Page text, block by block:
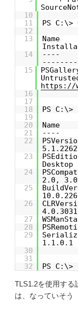
10
11
PS C:\>
12
13
14
15
https://
16
17
18
PS C:\>
19
20
21
22
23
Desktop
24
2.0,
25
26
27
28
29
1.1.0.1
30
31
32
PS C:\>
TLS1.2を使用する
は、なっていそう